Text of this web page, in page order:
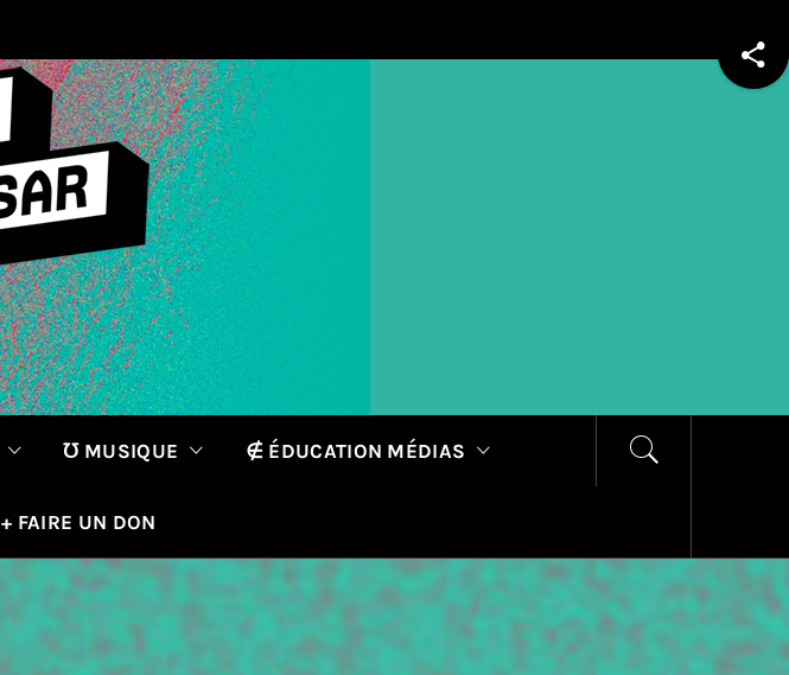
℧ MUSIQUE ∉ ÉDUCATION MÉDIAS
+ FAIRE UN DON